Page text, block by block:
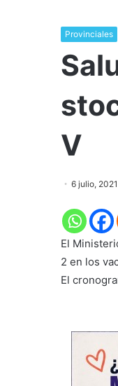
Provinciales
V
6 julio, 2021
El
2 en los
El